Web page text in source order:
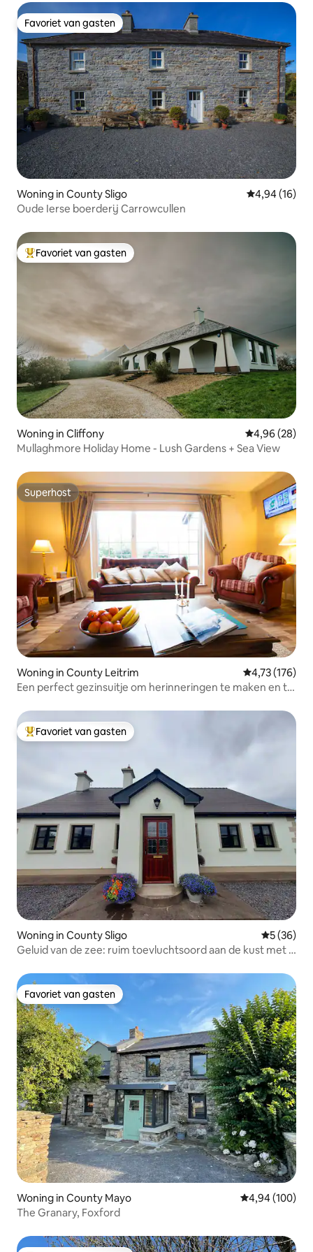
Favoriet van gasten
Favoriet van gasten
Woning in County Sligo Gemiddelde
4,94 (16)
Oude Ierse boerderij Carrowcullen
Topfavoriet van gasten
Favoriet van gasten
Woning in Cliffony Gemiddelde
4,96 (28)
Mullaghmore Holiday Home - Lush Gardens + Sea View
Superhost
Superhost
Woning in County Leitrim Gemiddelde
4,73 (176)
Een perfect gezinsuitje om herinneringen te maken en te
Topfavoriet van gasten
Favoriet van gasten
Woning in County Sligo
5 (36)
Geluid van de zee: ruim toevluchtsoord aan de kust met 4
Favoriet van gasten
Favoriet van gasten
Woning in County Mayo Gemiddelde
4,94 (100)
The Granary, Foxford